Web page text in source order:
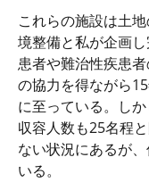
これらの施設は土
境整備と私が企画
患者や難治性疾患
の協力を得ながら
に至っている。し
収容人数も25名程
ない状況にあるが
いる。